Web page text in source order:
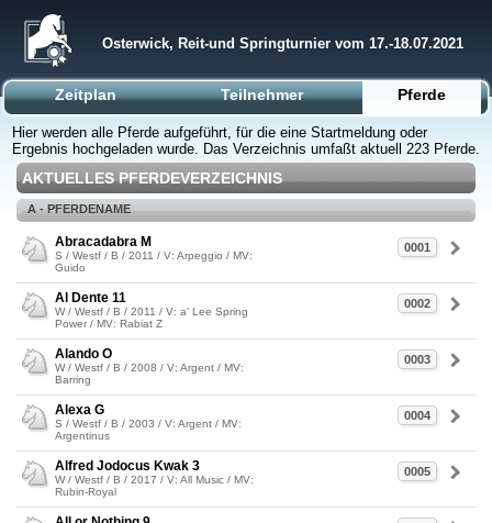
Osterwick, Reit-und Springturnier vom 17.-18.07.2021
Zeitplan Teilnehmer Pferde
Hier werden alle Pferde aufgeführt, für die eine Startmeldung oder
Ergebnis hochgeladen wurde. Das Verzeichnis umfaßt aktuell 223 Pferde.
AKTUELLES PFERDEVERZEICHNIS
A - PFERDENAME
0001
Abracadabra M
S / Westf / B / 2011 / V: Arpeggio / MV:
Guido
0002
Al Dente 11
W / Westf / B / 2011 / V: a' Lee Spring
Power / MV: Rabiat Z
0003
Alando O
W / Westf / B / 2008 / V: Argent / MV:
Barring
0004
Alexa G
S / Westf / B / 2003 / V: Argent / MV:
Argentinus
0005
Alfred Jodocus Kwak 3
W / Westf / B / 2017 / V: All Music / MV:
Rubin-Royal